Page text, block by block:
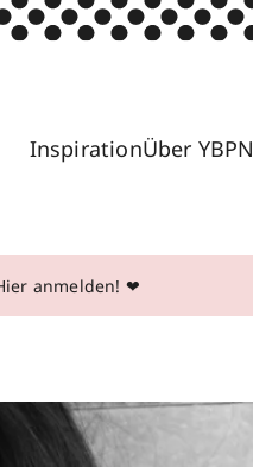
InspirationÜber YBPN
anmelden! ❤